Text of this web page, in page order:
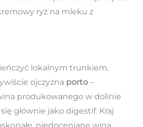
ryż na mleku z
lokalnym trunkiem.
ojczyzna porto–
produkowanego w dolinie
głównie jako digestif. Kraj